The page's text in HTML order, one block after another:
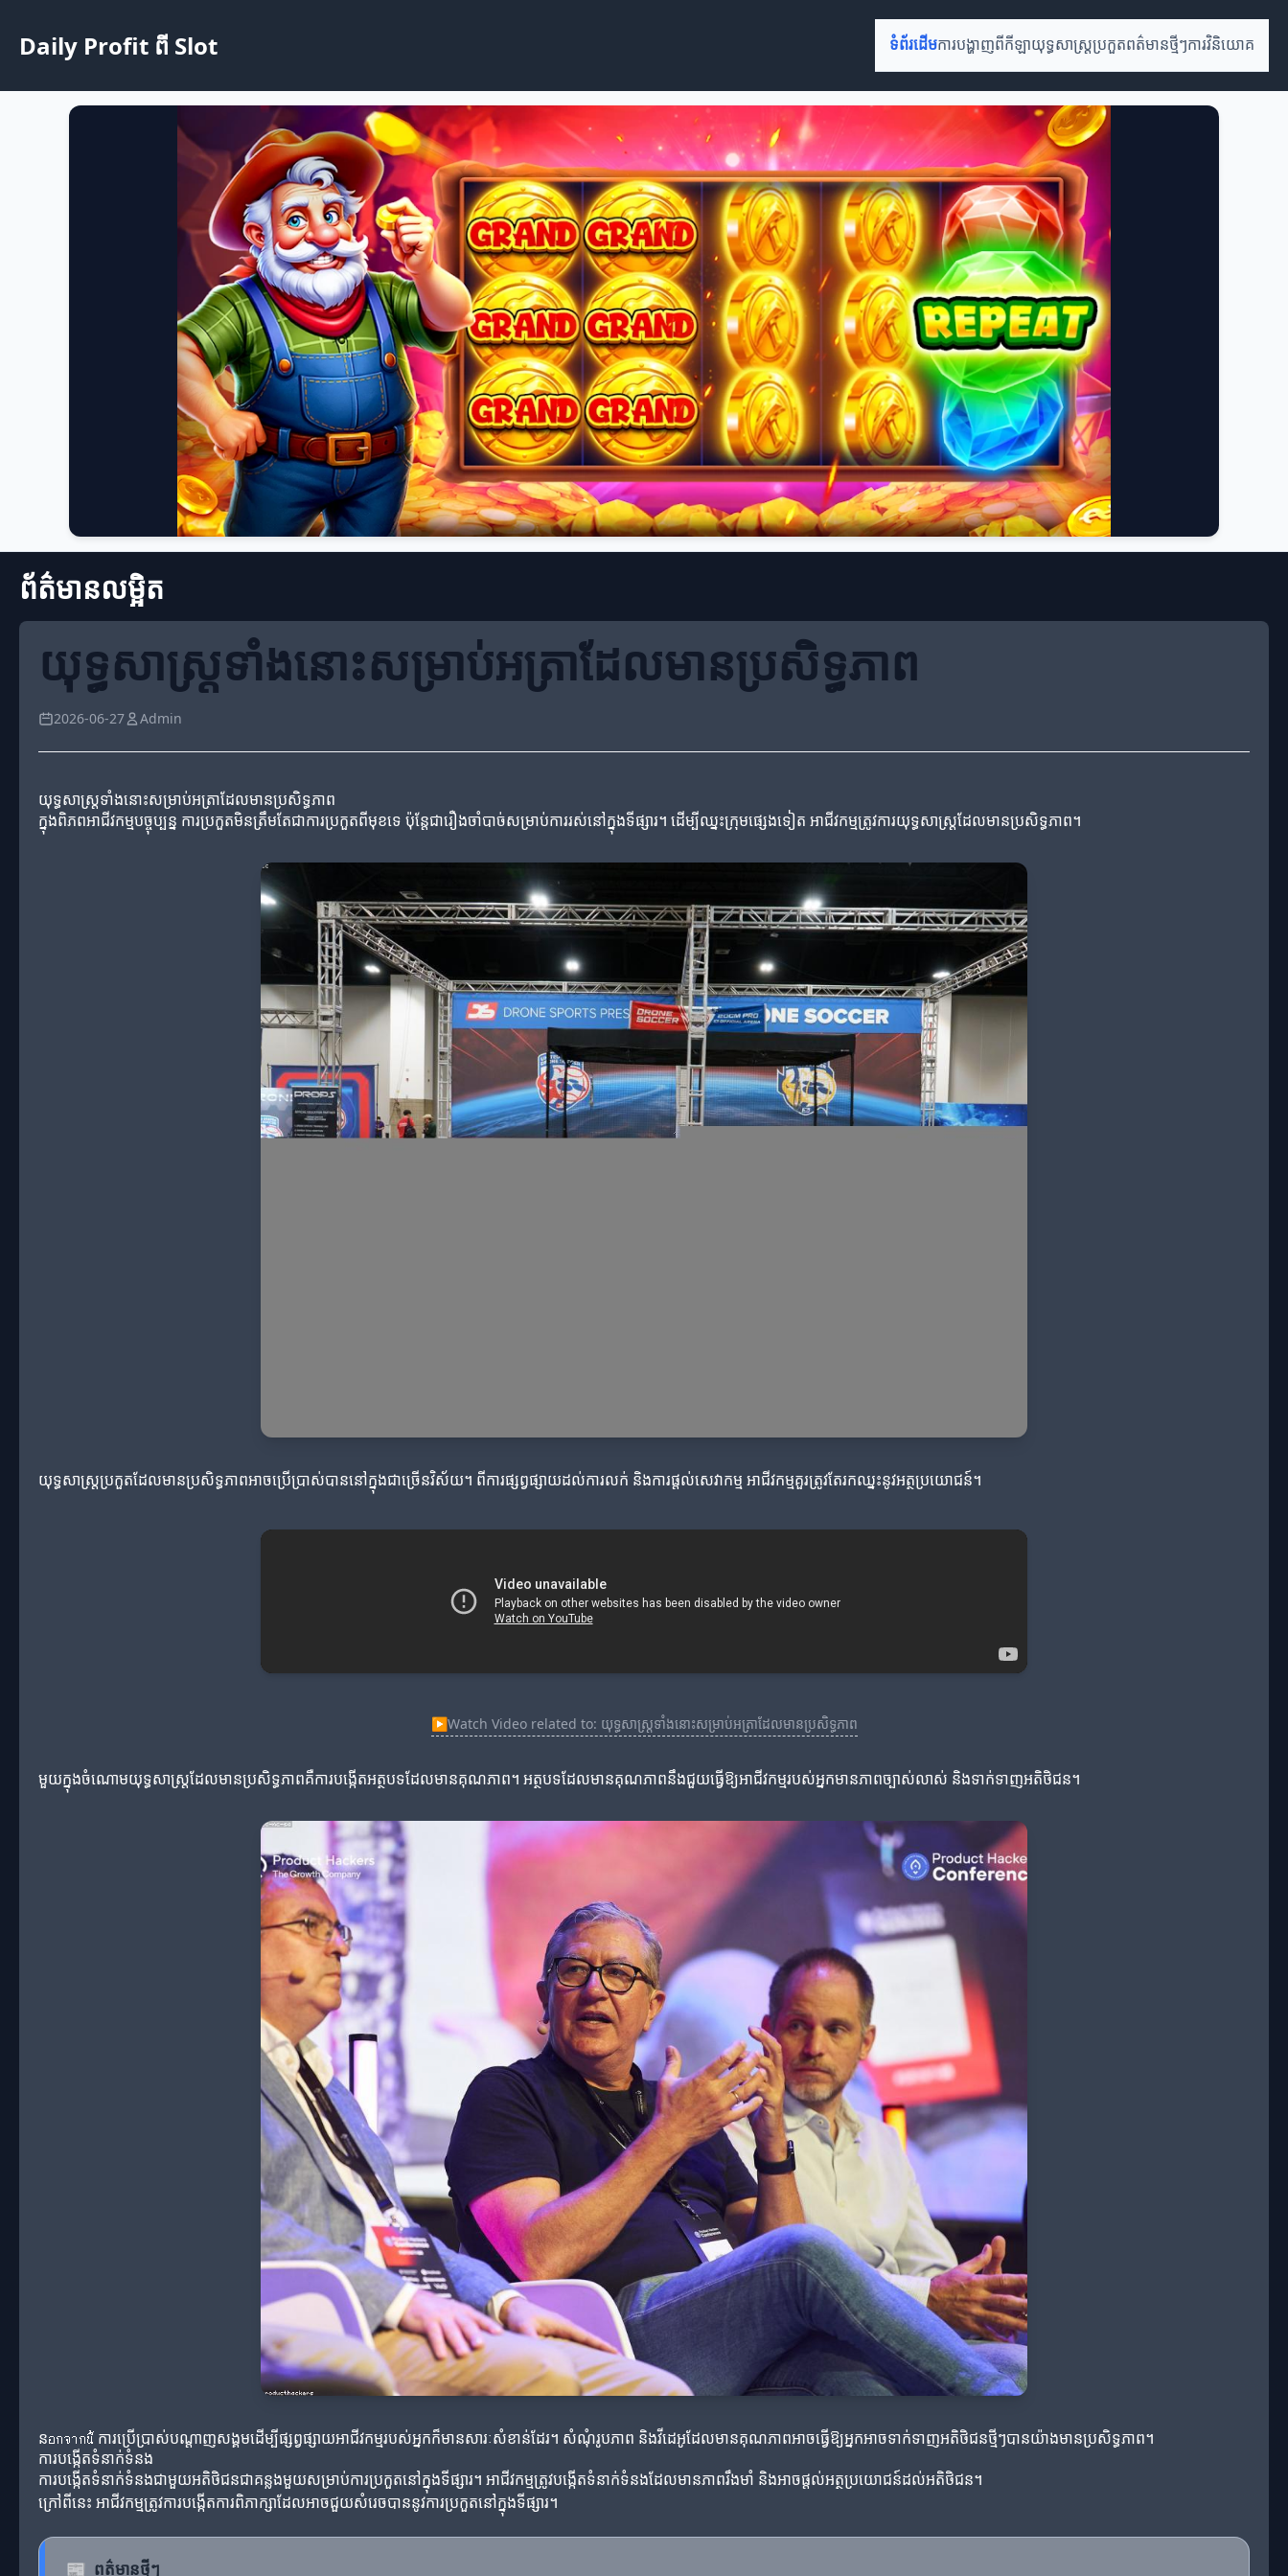
Daily Profit ពី Slot ទំព័រដើមការបង្ហាញពីកីឡាយុទ្ធសាស្ត្រប្រកួតពត៌មានថ្មីៗការវិនិយោគ
ព័ត៌មានលម្អិត
យុទ្ធសាស្ត្រទាំងនោះសម្រាប់អត្រាដែលមានប្រសិទ្ធភាព
2026-06-27 Admin
យុទ្ធសាស្ត្រទាំងនោះសម្រាប់អត្រាដែលមានប្រសិទ្ធភាព
ក្នុងពិភពអាជីវកម្មបច្ចុប្បន្ន ការប្រកួតមិនត្រឹមតែជាការប្រកួតពីមុខទេ ប៉ុន្តែជារឿងចាំបាច់សម្រាប់ការរស់នៅក្នុងទីផ្សារ។ ដើម្បីឈ្នះក្រុមផ្សេងទៀត អាជីវកម្មត្រូវការយុទ្ធសាស្ត្រដែលមានប្រសិទ្ធភាព។
យុទ្ធសាស្ត្រប្រកួតដែលមានប្រសិទ្ធភាពអាចប្រើប្រាស់បាននៅក្នុងជាច្រើនវិស័យ។ ពីការផ្សព្វផ្សាយដល់ការលក់ និងការផ្តល់សេវាកម្ម អាជីវកម្មគួរត្រូវតែរកឈ្នះនូវអត្ថប្រយោជន៍។
▶Watch Video related to: យុទ្ធសាស្ត្រទាំងនោះសម្រាប់អត្រាដែលមានប្រសិទ្ធភាព
មួយក្នុងចំណោមយុទ្ធសាស្ត្រដែលមានប្រសិទ្ធភាពគឺការបង្កើតអត្ថបទដែលមានគុណភាព។ អត្ថបទដែលមានគុណភាពនឹងជួយធ្វើឱ្យអាជីវកម្មរបស់អ្នកមានភាពច្បាស់លាស់ និងទាក់ទាញអតិថិជន។
នอกจากนี้ ការប្រើប្រាស់បណ្តាញសង្គមដើម្បីផ្សព្វផ្សាយអាជីវកម្មរបស់អ្នកក៏មានសារៈសំខាន់ដែរ។ សំណុំរូបភាព និងវីដេអូដែលមានគុណភាពអាចធ្វើឱ្យអ្នកអាចទាក់ទាញអតិថិជនថ្មីៗបានយ៉ាងមានប្រសិទ្ធភាព។
ការបង្កើតទំនាក់ទំនង
ការបង្កើតទំនាក់ទំនងជាមួយអតិថិជនជាគន្លងមួយសម្រាប់ការប្រកួតនៅក្នុងទីផ្សារ។ អាជីវកម្មត្រូវបង្កើតទំនាក់ទំនងដែលមានភាពរឹងមាំ និងអាចផ្តល់អត្ថប្រយោជន៍ដល់អតិថិជន។
ក្រៅពីនេះ អាជីវកម្មត្រូវការបង្កើតការពិភាក្សាដែលអាចជួយសំរេចបាននូវការប្រកួតនៅក្នុងទីផ្សារ។
📰 ពត៌មានថ្មីៗ